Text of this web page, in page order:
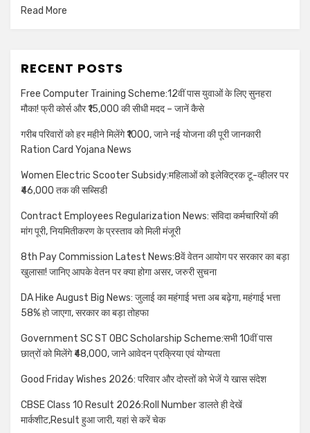
Read More
RECENT POSTS
Free Computer Training Scheme:12वीं पास युवाओं के लिए सुनहरा
मौका! फ्री कोर्स और ₹15,000 की सीधी मदद – जानें कैसे
गरीब परिवारों को हर महीने मिलेंगे ₹1000, जाने नई योजना की पूरी जानकारी
Ration Card Yojana News
Women Electric Scooter Subsidy:महिलाओं को इलेक्ट्रिक टू-व्हीलर पर
₹46,000 तक की सब्सिडी
Contract Employees Regularization News: संविदा कर्मचारियों की
मांग पूरी, नियमितीकरण के प्रस्ताव को मिली मंजूरी
8th Pay Commission Latest News:8वें वेतन आयोग पर सरकार का बड़ा
खुलासा! जानिए आपके वेतन पर क्या होगा असर, जरुरी सुचना
DA Hike August Big News: जुलाई का महंगाई भत्ता अब बढ़ेगा, महंगाई भत्ता
58% हो जाएगा, सरकार का बड़ा तोहफा
Government SC ST OBC Scholarship Scheme:सभी 10वीं पास
छात्रों को मिलेंगे ₹48,000, जाने आवेदन प्रक्रिया एवं योग्यता
Good Friday Wishes 2026: परिवार और दोस्तों को भेजें ये खास संदेश
CBSE Class 10 Result 2026:Roll Number डालते ही देखें
मार्कशीट,Result हुआ जारी, यहां से करें चेक